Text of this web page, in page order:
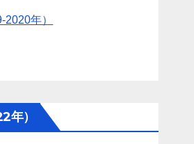
年）
年）